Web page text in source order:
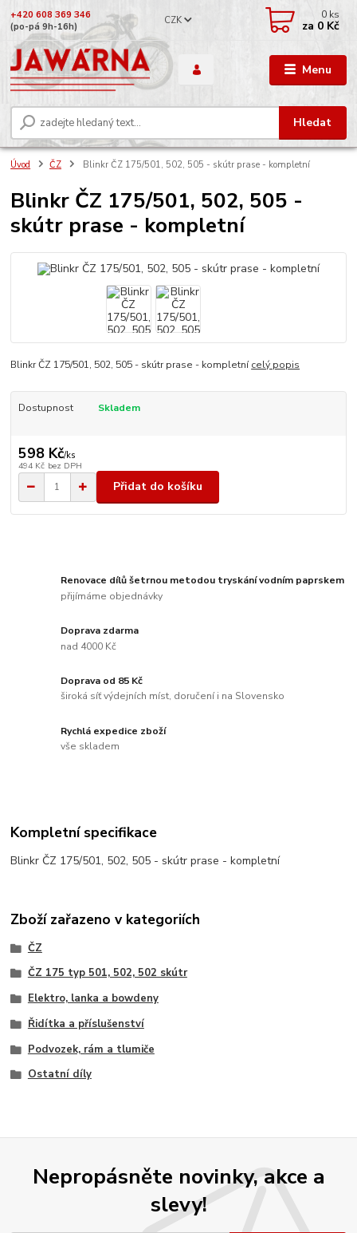
Menu
CZK
Hledat
+420 608 369 346
(po-pá 9h-16h)
0 ks
za 0 Kč
Úvod ČZ Blinkr ČZ 175/501, 502, 505 - skútr prase - kompletní
Blinkr ČZ 175/501, 502, 505 -
skútr prase - kompletní
Blinkr ČZ 175/501, 502, 505 - skútr prase - kompletnícelý popis
Dostupnost Skladem
598 Kč/ks
494 Kč bez DPH
Přidat do košíku
Renovace dílů šetrnou metodou tryskání vodním paprskem
přijímáme objednávky
Doprava zdarma
nad 4000 Kč
Doprava od 85 Kč
široká síť výdejních míst, doručení i na Slovensko
Rychlá expedice zboží
vše skladem
Kompletní specifikace
Blinkr ČZ 175/501, 502, 505 - skútr prase - kompletní
Zboží zařazeno v kategoriích
ČZ
ČZ 175 typ 501, 502, 502 skútr
Elektro, lanka a bowdeny
Řidítka a příslušenství
Podvozek, rám a tlumiče
Ostatní díly
Nepropásněte novinky, akce a
slevy!